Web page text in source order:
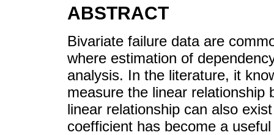
ABSTRACT
Bivariate failure data are
where estimation of
analysis. In the literature, it
measure the linear relationship
linear relationship can also
coefficient has become a